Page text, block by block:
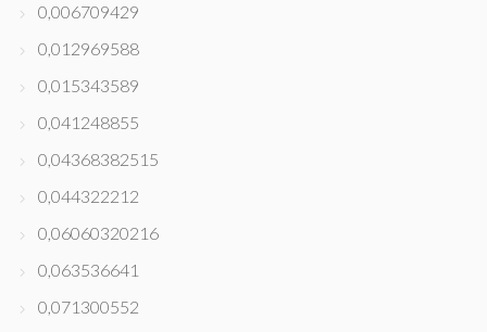
0,006709429
0,012969588
0,015343589
0,041248855
0,04368382515
0,044322212
0,06060320216
0,063536641
0,071300552